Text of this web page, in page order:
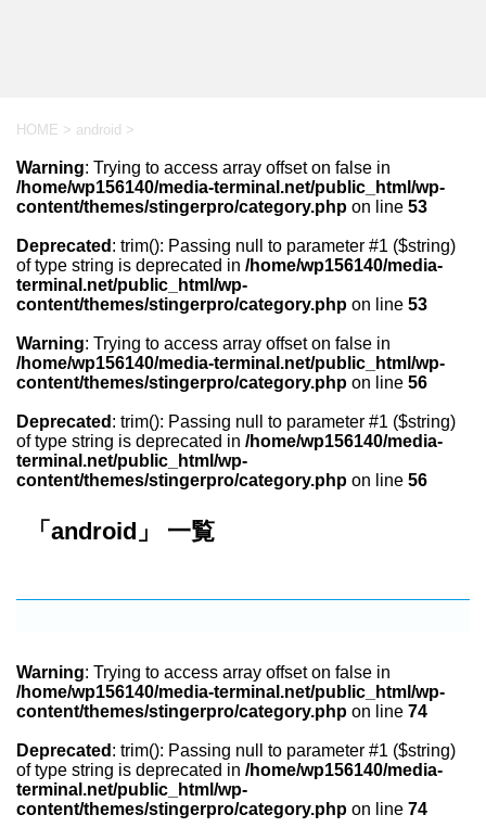
HOME > android >
Warning: Trying to access array offset on false in
/home/wp156140/media-terminal.net/public_html/wp-
content/themes/stingerpro/category.php on line 53
Deprecated : trim(): Passing null to parameter #1 ($string)
of type string is deprecated in /home/wp156140/media-
terminal.net/public_html/wp-
content/themes/stingerpro/category.php on line 53
Warning: Trying to access array offset on false in
/home/wp156140/media-terminal.net/public_html/wp-
content/themes/stingerpro/category.php on line 56
Deprecated : trim(): Passing null to parameter #1 ($string)
of type string is deprecated in /home/wp156140/media-
terminal.net/public_html/wp-
content/themes/stingerpro/category.php on line 56
「android」 一覧
Warning: Trying to access array offset on false in
/home/wp156140/media-terminal.net/public_html/wp-
content/themes/stingerpro/category.php on line 74
Deprecated : trim(): Passing null to parameter #1 ($string)
of type string is deprecated in /home/wp156140/media-
terminal.net/public_html/wp-
content/themes/stingerpro/category.php on line 74